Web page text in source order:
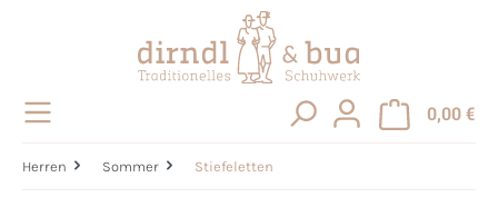
0,00 €
Herren Sommer Stiefeletten